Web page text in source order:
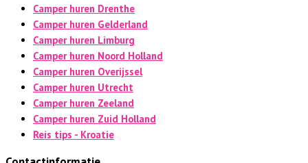
Camper huren Drenthe
Camper huren Gelderland
Camper huren Limburg
Camper huren Noord Holland
Camper huren Overijssel
Camper huren Utrecht
Camper huren Zeeland
Camper huren Zuid Holland
Reis tips - Kroatie